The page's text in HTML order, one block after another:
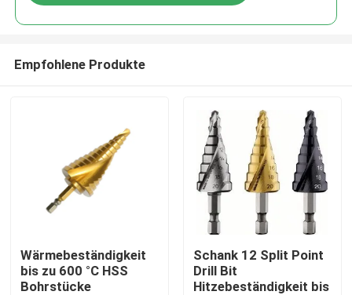
Empfohlene Produkte
Wärmebeständigkeit
bis zu 600 °C HSS
Bohrstücke
Schank 12 Split Point
Drill Bit
Hitzebeständigkeit bis